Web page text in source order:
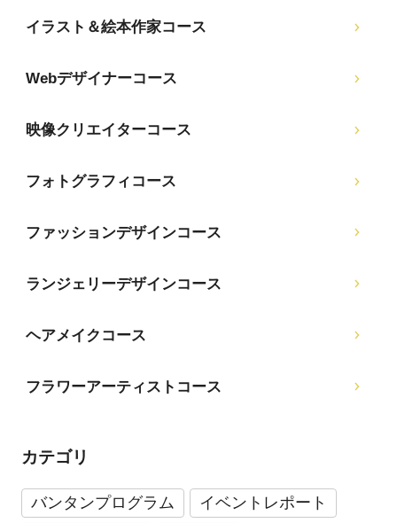
イラスト＆絵本作家コース
Webデザイナーコース
映像クリエイターコース
フォトグラフィコース
ファッションデザインコース
ランジェリーデザインコース
ヘアメイクコース
フラワーアーティストコース
カテゴリ
バンタンプログラム
イベントレポート